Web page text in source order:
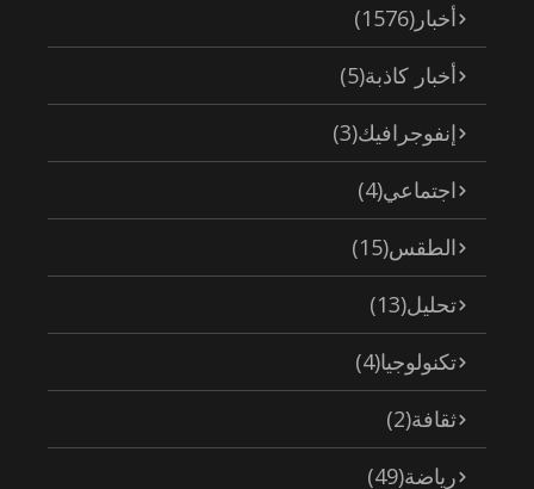
أخبار (1576)
أخبار كاذبة(5)
إنفوجرافيك(3)
اجتماعي(4)
الطقس(15)
تحليل(13)
تكنولوجيا(4)
ثقافة(2)
رياضة(49)